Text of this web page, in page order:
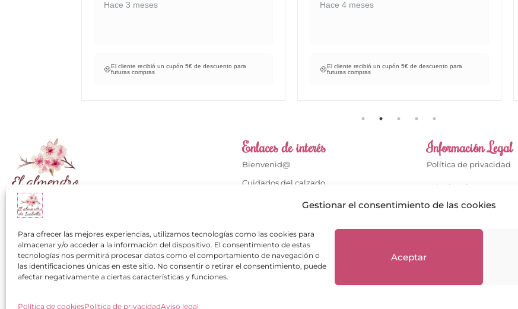
Gestionar el consentimiento de las cookies
Para ofrecer las mejores experiencias, utilizamos tecnologías como las cookies para
almacenar y/o acceder a la información del dispositivo. El consentimiento de estas
tecnologías nos permitirá procesar datos como el comportamiento de navegación o
las identificaciones únicas en este sitio. No consentir o retirar el consentimiento, puede
afectar negativamente a ciertas características y funciones.
Aceptar
Política de cookiesPolítica de privacidadAviso legal
Hace 3 meses
El cliente recibió un cupón 5€ de descuento para
futuras compras
Hace 4 meses
El cliente recibió un cupón 5€ de descuento para
futuras compras
Calzados con mucho
contacto@elalmendrodeisabella.com
Enlaces de interés
Bienvenid@
Cuidados del calzado
Cuidados del bolso
Mi cuenta
Los clientes opinan
Información Legal
Política de privacidad
Aviso legal
Términos de compra
Política de cookies
Política de Devoluciones